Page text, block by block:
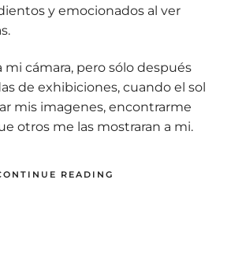
y emocionados al ver
mi cámara, pero sólo después
de exhibiciones, cuando el sol
mis imagenes, encontrarme
otros me las mostraran a mi.
READING